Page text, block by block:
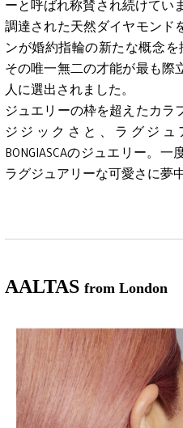
ーと呼ばれ称賛され続けてい
調達された天然ダイヤモンド
ンが婚約指輪の新たな概念を
その唯一無二の才能が最も際
人に選出されました。
ジュエリーの枠を超えたカラ
ジジックさと、ラグジュ
BONGIASCAのジュエリー。
ラグジュアリーな可愛さに夢
AALTAS from London